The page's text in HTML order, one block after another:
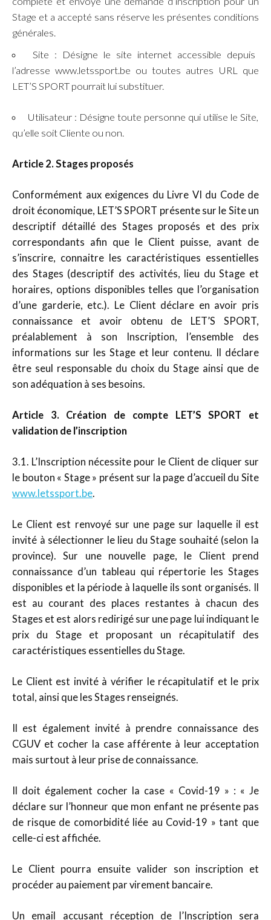
Stage et a accepté sans réserve les présentes conditions
générales.
Site : Désigne le site internet accessible depuis
l’adresse www.letssport.be ou toutes autres URL que
LET’S SPORT pourrait lui substituer.
Utilisateur : Désigne toute personne qui utilise le Site,
qu’elle soit Cliente ou non.
Article 2. Stages proposés
Conformément aux exigences du Livre VI du Code de
droit économique, LET’S SPORT présente sur le Site un
descriptif détaillé des Stages proposés et des prix
correspondants afin que le Client puisse, avant de
s’inscrire, connaitre les caractéristiques essentielles
des Stages (descriptif des activités, lieu du Stage et
horaires, options disponibles telles que l’organisation
d’une garderie, etc.). Le Client déclare en avoir pris
connaissance et avoir obtenu de LET’S SPORT,
préalablement à son Inscription, l’ensemble des
informations sur les Stage et leur contenu. Il déclare
être seul responsable du choix du Stage ainsi que de
son adéquation à ses besoins.
Article 3. Création de compte LET’S SPORT et
validation de l’inscription
3.1. L’Inscription nécessite pour le Client de cliquer sur
le bouton « Stage » présent sur la page d’accueil du Site
www.letssport.be.
Le Client est renvoyé sur une page sur laquelle il est
invité à sélectionner le lieu du Stage souhaité (selon la
province). Sur une nouvelle page, le Client prend
connaissance d’un tableau qui répertorie les Stages
disponibles et la période à laquelle ils sont organisés. Il
est au courant des places restantes à chacun des
Stages et est alors redirigé sur une page lui indiquant le
prix du Stage et proposant un récapitulatif des
caractéristiques essentielles du Stage.
Le Client est invité à vérifier le récapitulatif et le prix
total, ainsi que les Stages renseignés.
Il est également invité à prendre connaissance des
CGUV et cocher la case afférente à leur acceptation
mais surtout à leur prise de connaissance.
Il doit également cocher la case « Covid-19 » : « Je
déclare sur l’honneur que mon enfant ne présente pas
de risque de comorbidité liée au Covid-19 » tant que
celle-ci est affichée.
Le Client pourra ensuite valider son inscription et
procéder au paiement par virement bancaire.
Un email accusant réception de l’Inscription sera